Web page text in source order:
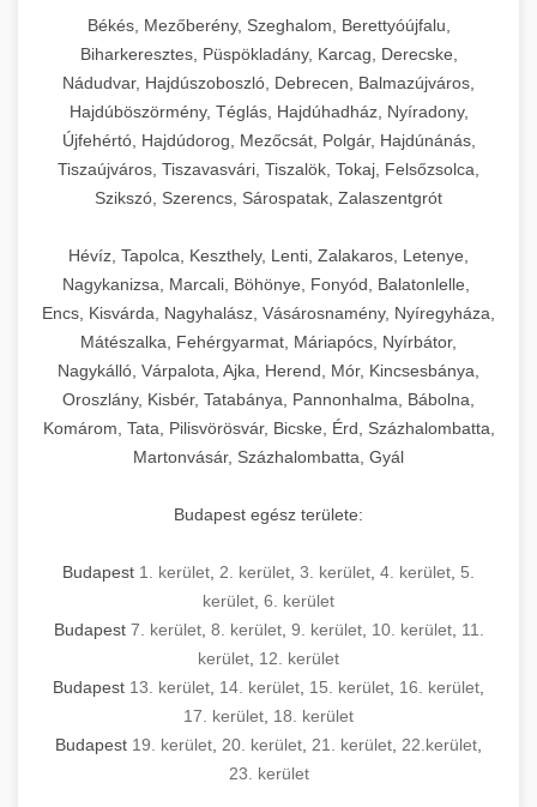
Békés, Mezőberény, Szeghalom, Berettyóújfalu,
Biharkeresztes, Püspökladány, Karcag, Derecske,
Nádudvar, Hajdúszoboszló, Debrecen, Balmazújváros,
Hajdúböszörmény, Téglás, Hajdúhadház, Nyíradony,
Újfehértó, Hajdúdorog, Mezőcsát, Polgár, Hajdúnánás,
Tiszaújváros, Tiszavasvári, Tiszalök, Tokaj, Felsőzsolca,
Szikszó, Szerencs, Sárospatak, Zalaszentgrót
Hévíz, Tapolca, Keszthely, Lenti, Zalakaros, Letenye,
Nagykanizsa, Marcali, Böhönye, Fonyód, Balatonlelle,
Encs, Kisvárda, Nagyhalász, Vásárosnamény, Nyíregyháza,
Mátészalka, Fehérgyarmat, Máriapócs, Nyírbátor,
Nagykálló, Várpalota, Ajka, Herend, Mór, Kincsesbánya,
Oroszlány, Kisbér, Tatabánya, Pannonhalma, Bábolna,
Komárom, Tata, Pilisvörösvár, Bicske, Érd, Százhalombatta,
Martonvásár, Százhalombatta, Gyál
Budapest egész területe:
Budapest 1. kerület 2. kerület 3. kerület 4. kerület 5.
kerület 6. kerület
Budapest 7. kerület, 8. kerület, 9. kerület, 10. kerület, 11.
kerület 12. kerület
Budapest 13. kerület 14. kerület 15. kerület 16. kerület
17. kerület 18. kerület
Budapest 19. kerület 20. kerület 21. kerület 22.kerület
23. kerület